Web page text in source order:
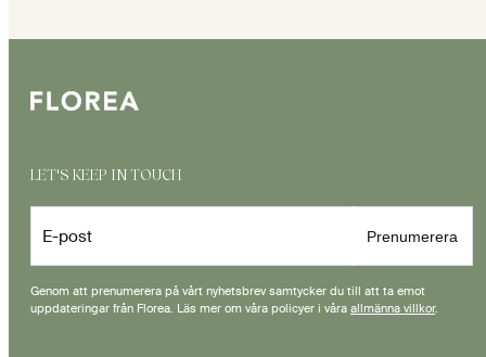
LET'S KEEP IN TOUCH
E-post Prenumerera
Genom att prenumerera på vårt nyhetsbrev samtycker du till att ta emot
uppdateringar från Florea. Läs mer om våra policyer i våra allmänna villkor.